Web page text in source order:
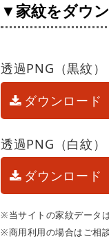
▼家紋をダウ
透過PNG（黒紋）
ダウンロード
透過PNG（白紋）
ダウンロード
※当サイトの家紋データ
※商用利用の場合はご相談